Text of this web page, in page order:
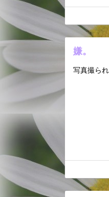
嫌。
写真撮ら